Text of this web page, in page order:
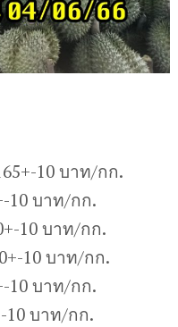
10 บาท/กก.
10 บาท/กก.
10 บาท/กก.
10 บาท/กก.
10 บาท/กก.
10 บาท/กก.